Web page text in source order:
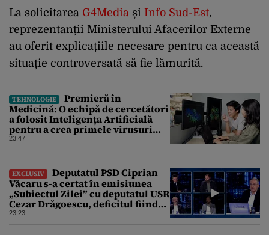
La solicitarea G4Media și Info Sud-Est,
reprezentanții Ministerului Afacerilor Externe
au oferit explicațiile necesare pentru ca această
situație controversată să fie lămurită.
TEHNOLOGIE
Premieră în
Medicină: O echipă de cercetători
a folosit Inteligența Artificială
pentru a crea primele virusuri
sintetice la tratarea de E.coli
23:47
EXCLUSIV
Deputatul PSD Ciprian
Văcaru s-a certat în emisiunea
„Subiectul Zilei” cu deputatul USR
Cezar Drăgoescu, deficitul fiind
motivul scandalului
23:23